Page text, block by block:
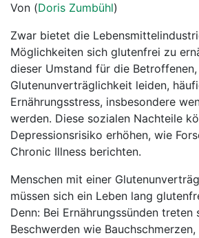
Ratgeber
Rubriken
Von (Doris Zumbühl)
Zwar bietet die
Möglichkeiten sich glutenfrei zu
dieser Umstand für die
Glutenunverträglichkeit leiden,
Ernährungsstress, insbesondere
werden. Diese sozialen Nachteile
Depressionsrisiko erhöhen, wie
Chronic Illness berichten.
Menschen mit einer
müssen sich ein Leben lang
Denn: Bei Ernährungssünden treten
Beschwerden wie